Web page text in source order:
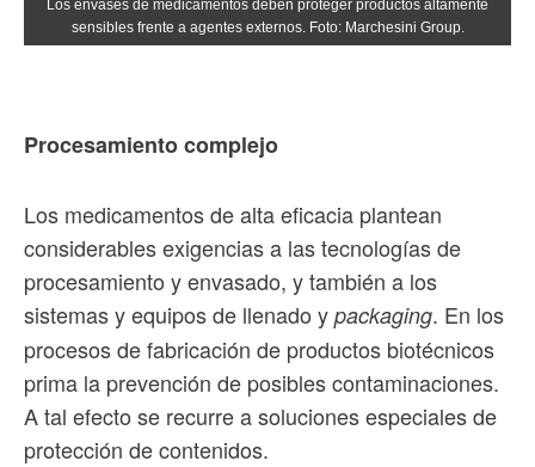
Los envases de medicamentos deben proteger productos altamente
sensibles frente a agentes externos. Foto: Marchesini Group.
Procesamiento complejo
Los medicamentos de alta eficacia plantean
considerables exigencias a las tecnologías de
procesamiento y envasado, y también a los
sistemas y equipos de llenado y packaging. En los
procesos de fabricación de productos biotécnicos
prima la prevención de posibles contaminaciones.
A tal efecto se recurre a soluciones especiales de
protección de contenidos.